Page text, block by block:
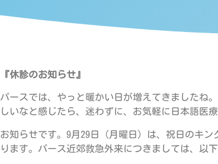
『休診のお知らせ』
パースでは、やっと暖かい日が増えてきましたね
しいなと感じたら、迷わずに、お気軽に日本語医
お知らせです。9月29日（月曜日）は、祝日のキ
ります。パース近郊救急外来につきましては、以